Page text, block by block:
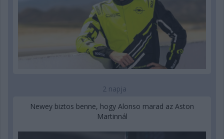
2 napja
Newey biztos benne, hogy Alonso marad az Aston
Martinnál